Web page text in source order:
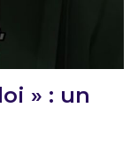
» : un